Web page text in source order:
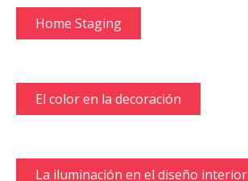
Home Staging
El color en la decoración
La iluminación en el diseño interior